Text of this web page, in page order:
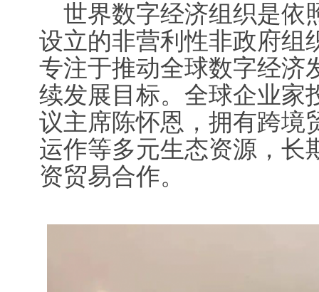
世界数字经济组织是依
设立的非营利性非政府组
专注于推动全球数字经济
续发展目标。全球企业家
议主席陈怀恩，拥有跨境
运作等多元生态资源，长
资贸易合作。